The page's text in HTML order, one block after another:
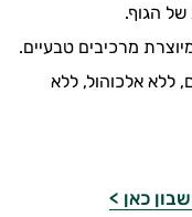
הגוף.
מרכיבים טבעיים.
ללא אלכוהול, ללא
כאן >